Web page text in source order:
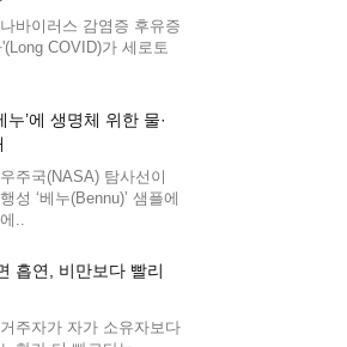
바이러스 감염증 후유증
COVID)가 세로토
누’에 생명체 위한 물·
주국(NASA) 탐사선이
성 ‘베누(Bennu)’ 샘플에
..
흡연, 비만보다 빨리
주자가 자가 소유자보다